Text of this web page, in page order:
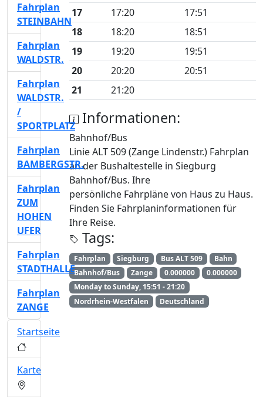
17
17:20
17:51
18
18:20
18:51
19
19:20
19:51
20
20:20
20:51
21
21:20
Informationen:
Bahnhof/Bus
Linie ALT 509 (Zange Lindenstr.) Fahrplan
an der Bushaltestelle in Siegburg
Bahnhof/Bus. Ihre
persönliche Fahrpläne von Haus zu Haus.
Finden Sie Fahrplaninformationen für
Ihre Reise.
Tags:
Fahrplan Siegburg Bus ALT 509
Bahn
Bahnhof/Bus
Zange 0.000000
0.000000
Monday to Sunday, 15:51 - 21:20
Nordrhein-Westfalen
Deutschland
Fahrplan
STEINBAHN
Fahrplan
WALDSTR.
Fahrplan
WALDSTR.
/
SPORTPLATZ
Fahrplan
BAMBERGSTR.
Fahrplan
ZUM
HOHEN
UFER
Fahrplan
STADTHALLE
Fahrplan
ZANGE
Startseite
Karte